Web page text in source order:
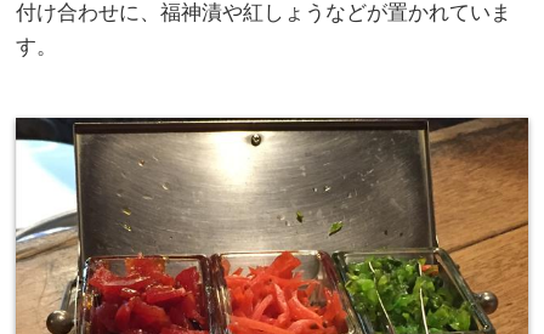
付け合わせに、福神漬や紅しょうなどが置かれていま
す。